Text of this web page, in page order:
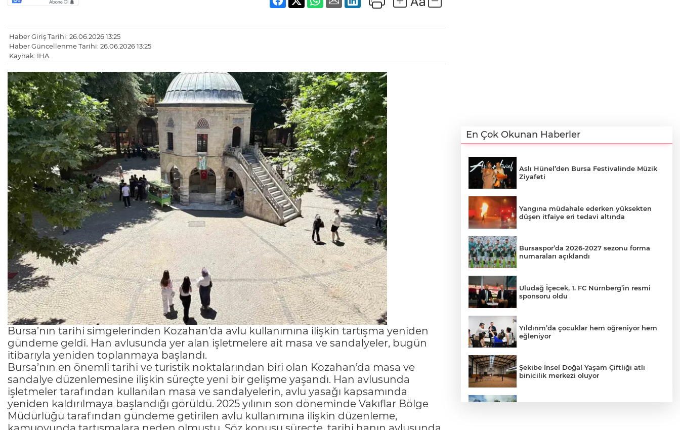
Haber Giriş Tarihi: 26.06.2026 13:25
Haber Güncellenme Tarihi: 26.06.2026 13:25
Kaynak: İHA
Bursa’nın tarihi simgelerinden Kozahan’da avlu kullanımına ilişkin tartışma yeniden
gündeme geldi. Han avlusunda yer alan işletmelere ait masa ve sandalyeler, bugün
itibarıyla yeniden toplanmaya başlandı.
Bursa’nın en önemli tarihi ve turistik noktalarından biri olan Kozahan’da masa ve
sandalye düzenlemesine ilişkin süreçte yeni bir gelişme yaşandı. Han avlusunda
işletmeler tarafından kullanılan masa ve sandalyelerin, avlu yasağı kapsamında
yeniden kaldırılmaya başlandığı görüldü. 2025 yılının son döneminde Vakıflar Bölge
Müdürlüğü tarafından gündeme getirilen avlu kullanımına ilişkin düzenleme,
En Çok Okunan Haberler
Aslı Hünel’den Bursa Festivalinde Müzik
Ziyafeti
Yangına müdahale ederken yüksekten
düşen itfaiye eri tedavi altında
Bursaspor’da 2026-2027 sezonu forma
numaraları açıklandı
Uludağ İçecek, 1. FC Nürnberg’in resmi
sponsoru oldu
Yıldırım’da çocuklar hem öğreniyor hem
eğleniyor
Şekibe İnsel Doğal Yaşam Çiftliği atlı
binicilik merkezi oluyor